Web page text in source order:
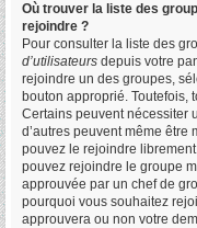
Où trouver la liste des
rejoindre ?
Pour consulter la liste des
d’utilisateurs depuis votre
rejoindre un des groupes,
bouton approprié. Toutefois,
Certains peuvent nécessiter
d’autres peuvent même être
pouvez le rejoindre
pouvez rejoindre le groupe
approuvée par un chef de
pourquoi vous souhaitez
approuvera ou non votre